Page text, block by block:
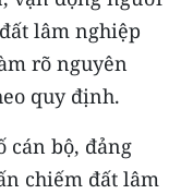
lâm nghiệp
rõ nguyên
quy định.
cán bộ, đảng
chiếm đất lâm